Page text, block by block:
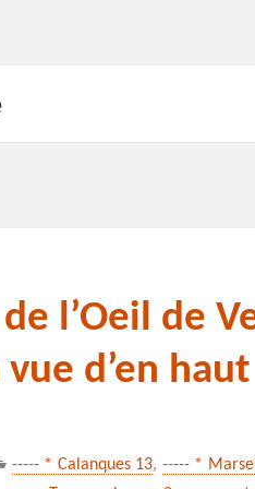
l’Oeil de
d’en haut
Catégories
----- * Calanques 13, ----- *